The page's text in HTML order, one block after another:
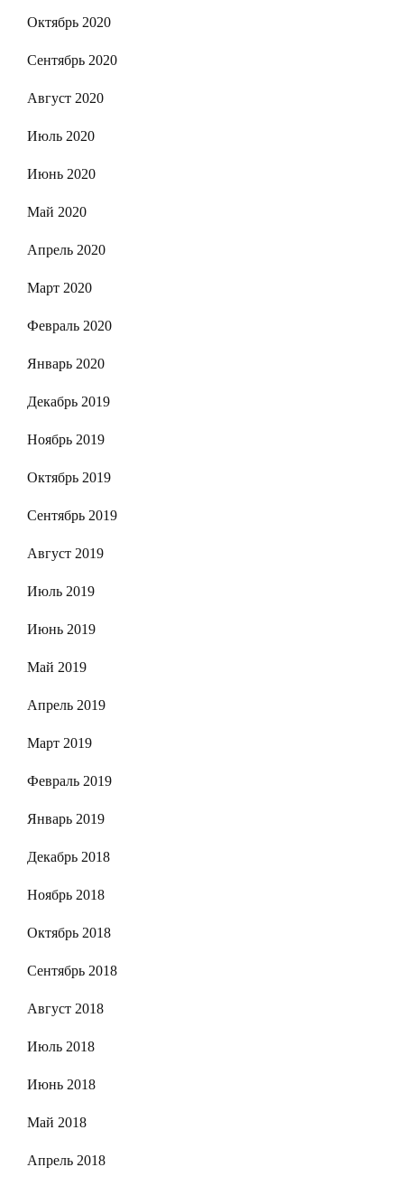
Октябрь 2020
Сентябрь 2020
Август 2020
Июль 2020
Июнь 2020
Май 2020
Апрель 2020
Март 2020
Февраль 2020
Январь 2020
Декабрь 2019
Ноябрь 2019
Октябрь 2019
Сентябрь 2019
Август 2019
Июль 2019
Июнь 2019
Май 2019
Апрель 2019
Март 2019
Февраль 2019
Январь 2019
Декабрь 2018
Ноябрь 2018
Октябрь 2018
Сентябрь 2018
Август 2018
Июль 2018
Июнь 2018
Май 2018
Апрель 2018